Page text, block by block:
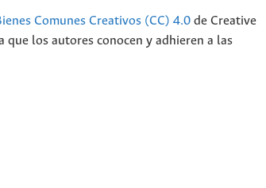
Comunes Creativos (CC) 4.0 de Creative
que los autores conocen y adhieren a las